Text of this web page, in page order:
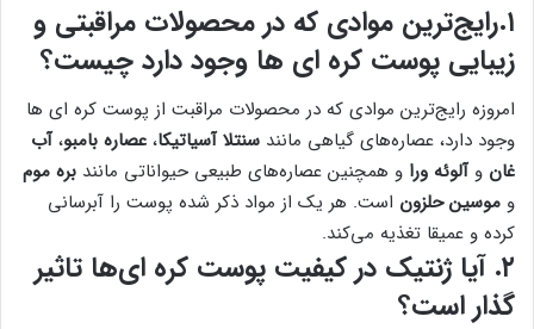
۱.رایج‌ترین موادی که در محصولات مراقبتی و
زیبایی پوست کره ای ها وجود دارد چیست؟
امروزه رایج‌ترین موادی که در محصولات مراقبت از پوست کره ای ها
وجود دارد، عصاره‌های گیاهی مانند سنتلا آسیاتیکا، عصاره بامبو،آب
غان وآلوئه ورا و همچنین عصاره‌های طبیعی حیواناتی مانند بره موم
و موسین حلزون است. هر یک از مواد ذکر شده پوست را آبرسانی
کرده و عمیقا تغذیه می‌کند.
۲. آیا ژنتیک در کیفیت پوست کره ای‌ها تاثیر
گذار است؟